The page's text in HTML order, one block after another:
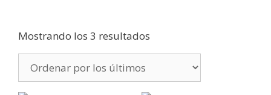
Mostrando los 3 resultados